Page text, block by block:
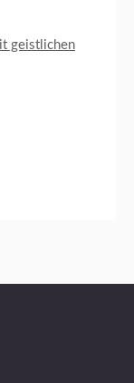
geistlichen